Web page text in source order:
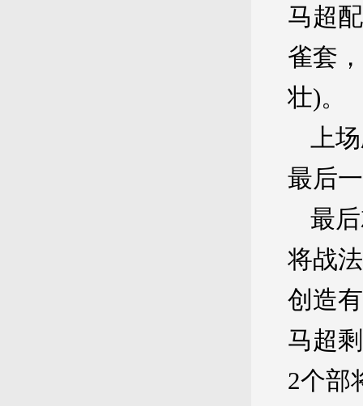
马超
雀套
壮)。
上
最后
最
将战
创造
马超
2个部